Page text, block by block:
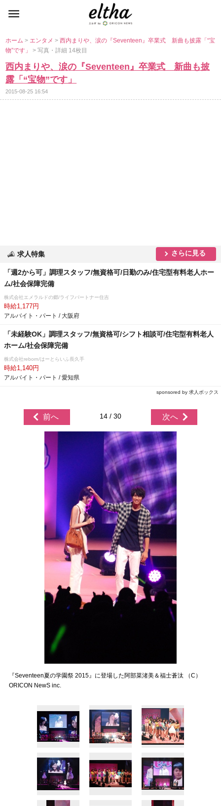
ホーム> エンタメ>西内まりや、涙の『Seventeen』卒業式 新曲も披露「“宝
物”です」> 写真・詳細 14枚目
西内まりや、涙の『Seventeen』卒業式 新曲も披
露「“宝物”です」
2015-08-25 16:54
求人特集 さらに見る
「週2から可」調理スタッフ/無資格可/日勤のみ/住宅型有料老人ホー
ム/社会保障完備
株式会社エメラルドの郷/ライフパートナー住吉
時給1,177円
アルバイト・パート / 大阪府
「未経験OK」調理スタッフ/無資格可/シフト相談可/住宅型有料老人
ホーム/社会保障完備
株式会社reborn/はーとらいふ長久手
時給1,140円
アルバイト・パート / 愛知県
sponsored by 求人ボックス
前へ 14 / 30 次へ
『Seventeen夏の学園祭 2015』に登場した阿部菜渚美＆福士蒼汰 （C）
ORICON NewS inc.